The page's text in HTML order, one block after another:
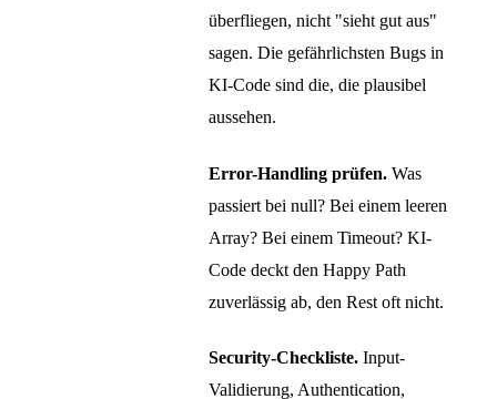
überfliegen, nicht "sieht gut aus"
sagen. Die gefährlichsten Bugs in
KI-Code sind die, die plausibel
aussehen.
Error-Handling prüfen. Was
passiert bei null? Bei einem leeren
Array? Bei einem Timeout? KI-
Code deckt den Happy Path
zuverlässig ab, den Rest oft nicht.
Security-Checkliste. Input-
Validierung, Authentication,